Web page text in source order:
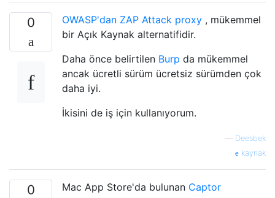
0 OWASP'dan ZAP Attack proxy , mükemmel
bir Açık Kaynak alternatifidir.
Daha önce belirtilen Burp da mükemmel
ancak ücretli sürüm ücretsiz sürümden çok
daha iyi.
İkisini de iş için kullanıyorum.
— Deesbek
kaynak
0 Mac App Store'da bulunan Captor